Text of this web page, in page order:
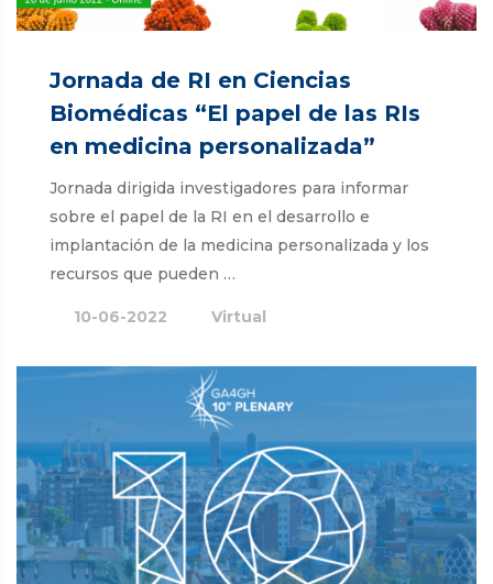
Jornada de RI en Ciencias
Biomédicas “El papel de las RIs
en medicina personalizada”
Jornada dirigida investigadores para informar
sobre el papel de la RI en el desarrollo e
implantación de la medicina personalizada y los
recursos que pueden …
10-06-2022 Virtual